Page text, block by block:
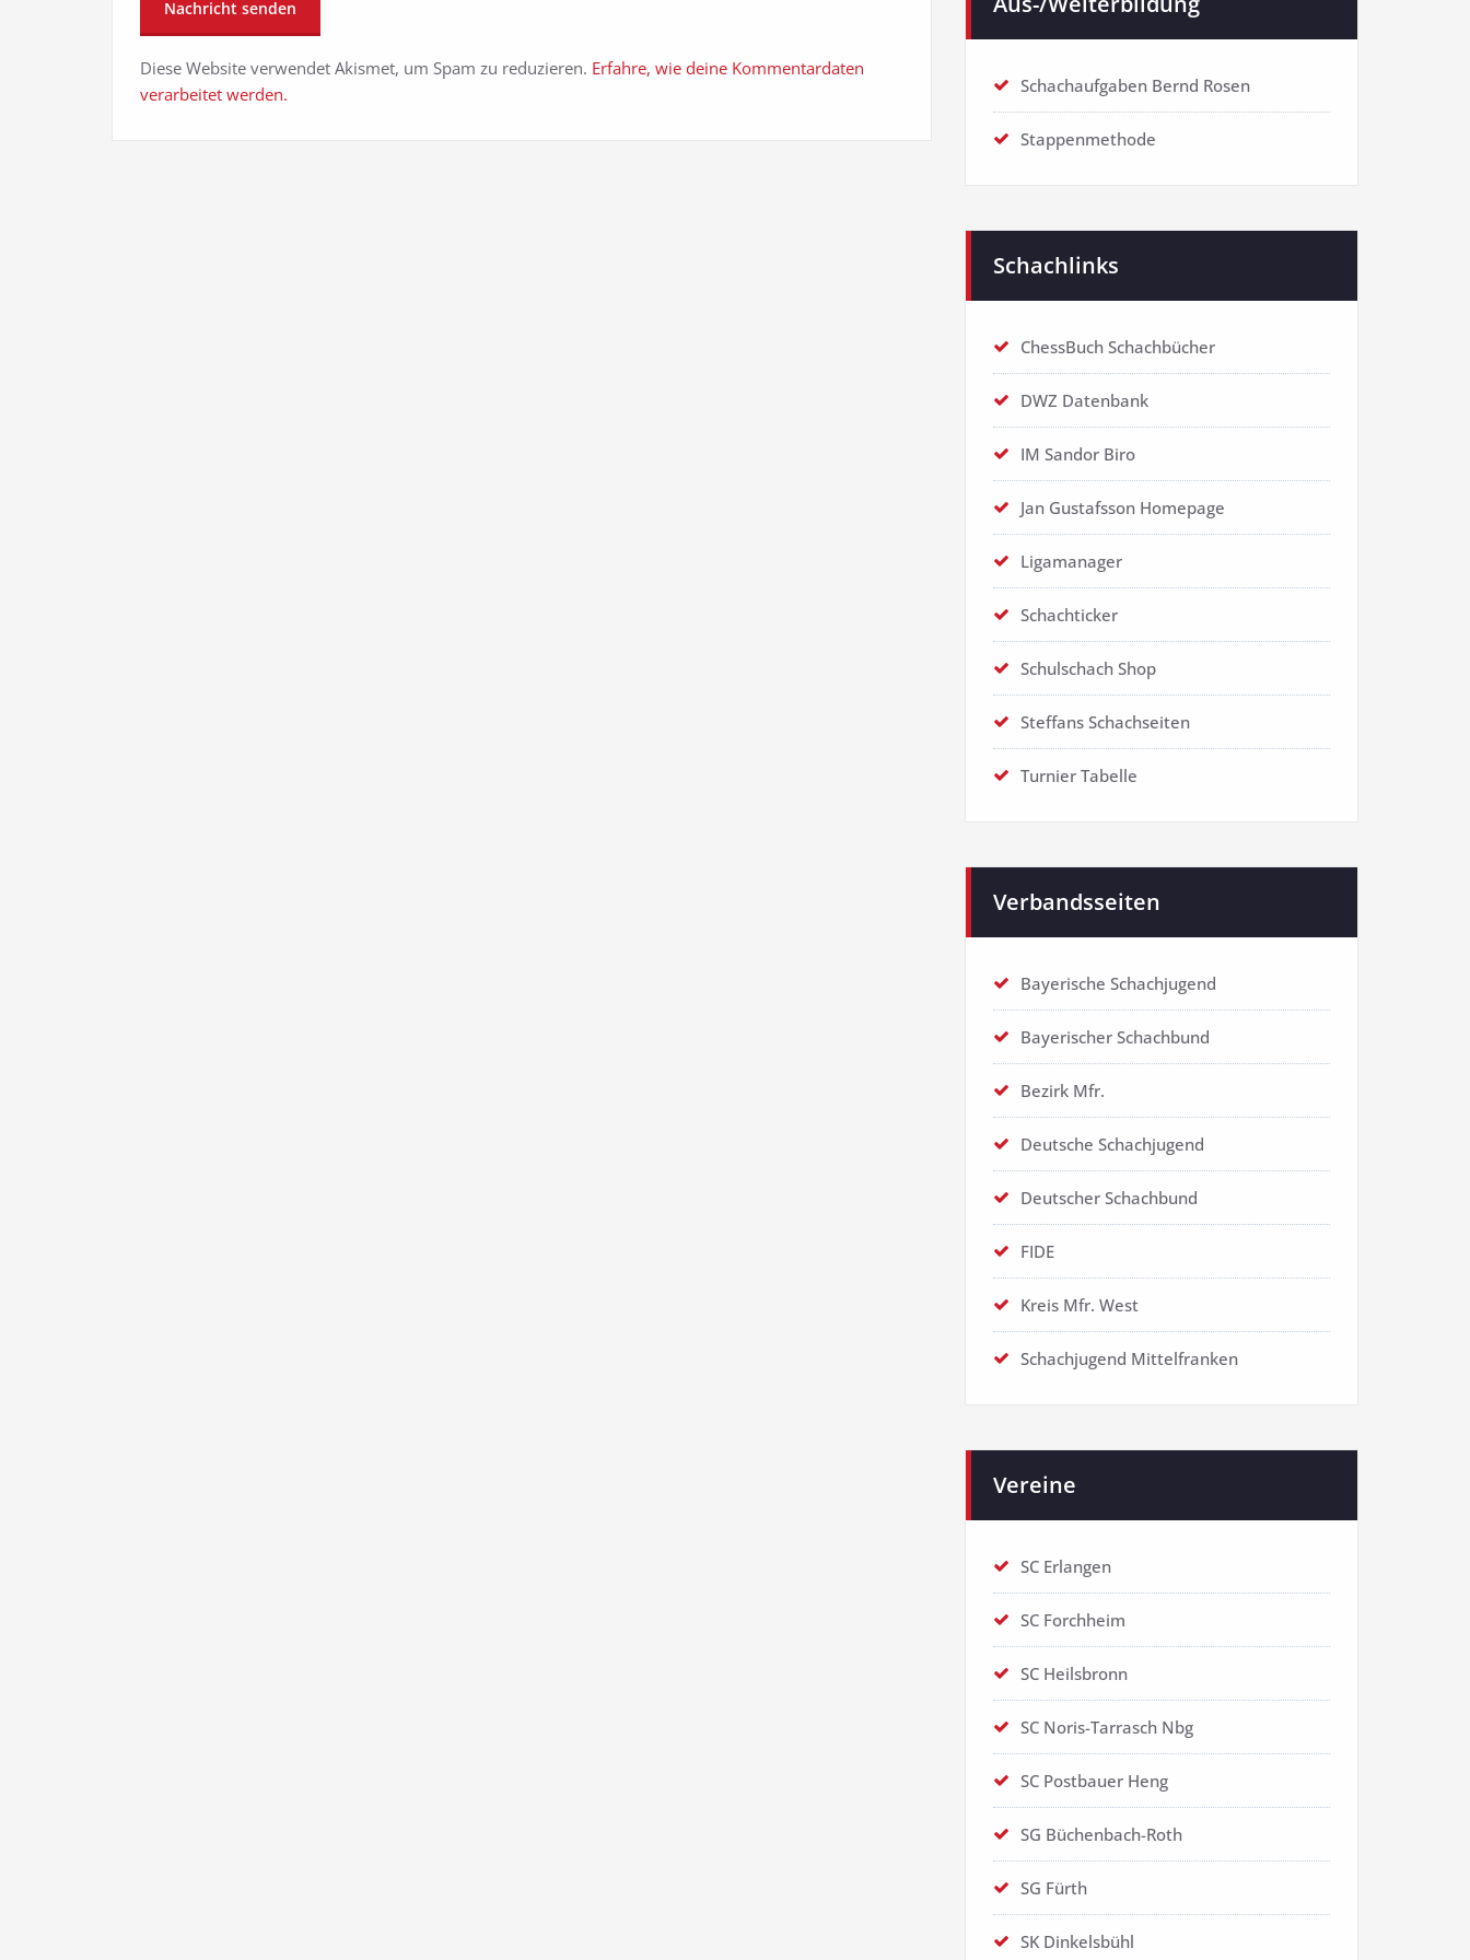
Diese Website verwendet Akismet, um Spam zu reduzieren. Erfahre, wie deine Kommentardaten
verarbeitet werden.
Schachaufgaben Bernd Rosen
Stappenmethode
Schachlinks
ChessBuch Schachbücher
DWZ Datenbank
IM Sandor Biro
Jan Gustafsson Homepage
Ligamanager
Schachticker
Schulschach Shop
Steffans Schachseiten
Turnier Tabelle
Verbandsseiten
Bayerische Schachjugend
Bayerischer Schachbund
Bezirk Mfr.
Deutsche Schachjugend
Deutscher Schachbund
FIDE
Kreis Mfr. West
Schachjugend Mittelfranken
Vereine
SC Erlangen
SC Forchheim
SC Heilsbronn
SC Noris-Tarrasch Nbg
SC Postbauer Heng
SG Büchenbach-Roth
SG Fürth
SK Dinkelsbühl